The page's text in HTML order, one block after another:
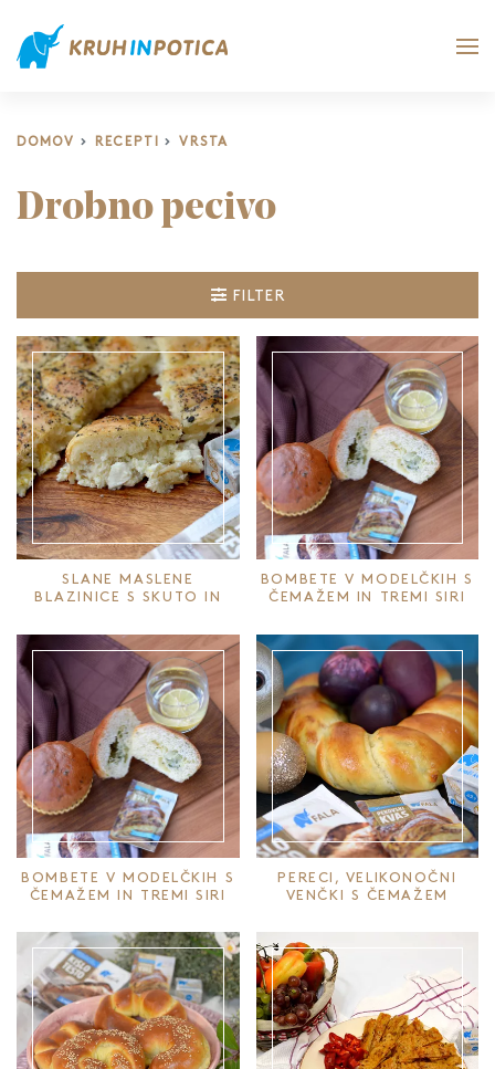
DOMOV RECEPTI VRSTA
Drobno pecivo
FILTER
SLANE MASLENE
BLAZINICE S SKUTO IN
BOMBETE V MODELČKIH S
ČEMAŽEM IN TREMI SIRI
BOMBETE V MODELČKIH S
ČEMAŽEM IN TREMI SIRI
PERECI, VELIKONOČNI
VENČKI S ČEMAŽEM